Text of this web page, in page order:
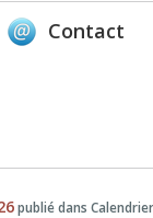
Contact
publié dans Calendrier